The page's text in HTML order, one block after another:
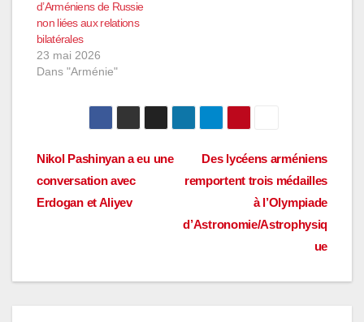
d’Arméniens de Russie
non liées aux relations
bilatérales
23 mai 2026
Dans "Arménie"
Navigation
de
Des lycéens arméniens
remportent trois médailles
à l’Olympiade
d’Astronomie/Astrophysiq
ue
Nikol Pashinyan a eu une
conversation avec
Erdogan et Aliyev